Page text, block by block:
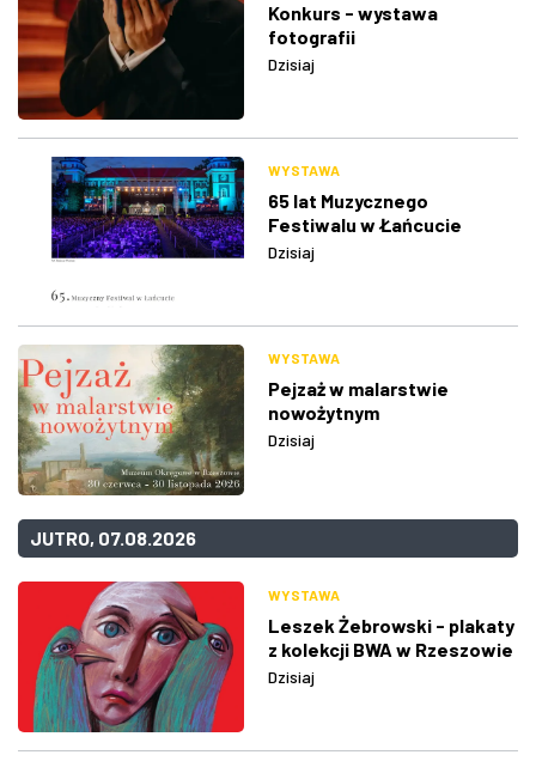
Konkurs - wystawa
fotografii
Dzisiaj
WYSTAWA
65 lat Muzycznego
Festiwalu w Łańcucie
Dzisiaj
WYSTAWA
Pejzaż w malarstwie
nowożytnym
Dzisiaj
JUTRO, 07.08.2026
WYSTAWA
Leszek Żebrowski - plakaty
z kolekcji BWA w Rzeszowie
Dzisiaj